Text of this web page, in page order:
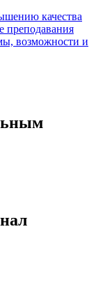
качества
преподавания
возможности и